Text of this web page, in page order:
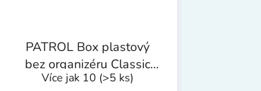
PATROL Box plastový
bez organizéru Classic
Basic | 300x160x130
Více jak 10 (>5 ks)